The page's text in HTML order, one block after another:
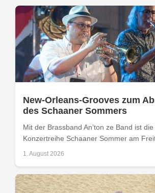
New-Orleans-Grooves zum
des Schaaner Sommers
Mit der Brassband An’ton ze Band ist
Konzertreihe Schaaner Sommer am
1. August 2026